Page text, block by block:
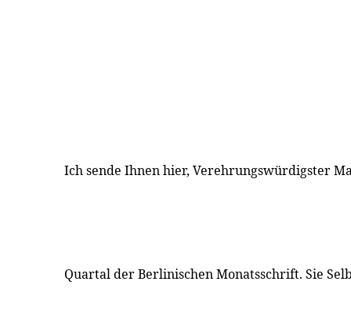
Ich sende Ihnen hier, Verehrungswürdigster
Quartal der Berlinischen Monatsschrift. Sie